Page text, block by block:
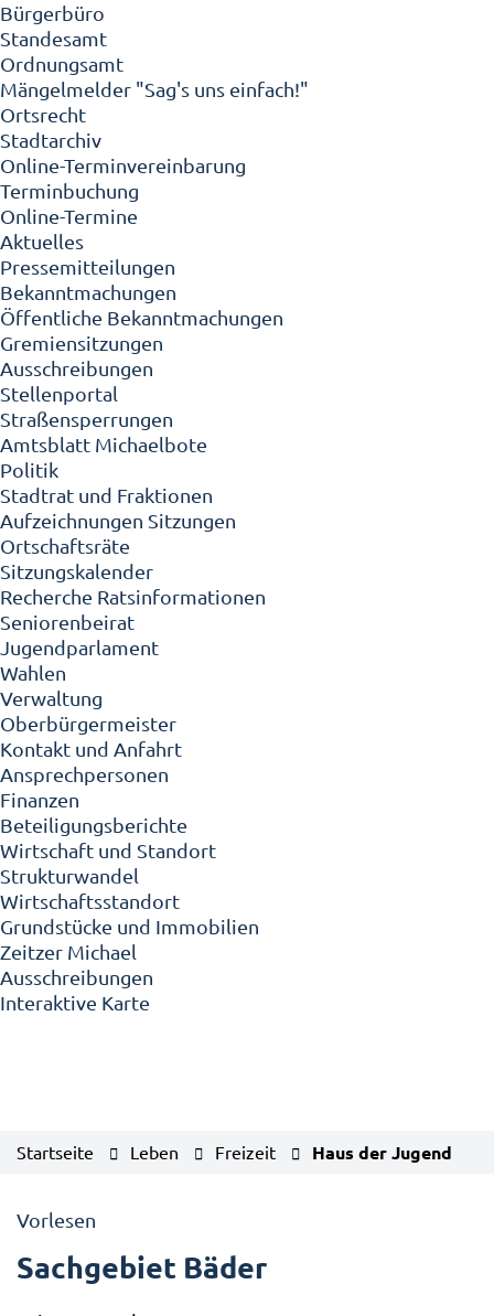
Bürgerbüro
Standesamt
Ordnungsamt
Mängelmelder "Sag's uns einfach!"
Ortsrecht
Stadtarchiv
Online-Terminvereinbarung
Terminbuchung
Online-Termine
Aktuelles
Pressemitteilungen
Bekanntmachungen
Öffentliche Bekanntmachungen
Gremiensitzungen
Ausschreibungen
Stellenportal
Straßensperrungen
Amtsblatt Michaelbote
Politik
Stadtrat und Fraktionen
Aufzeichnungen Sitzungen
Ortschaftsräte
Sitzungskalender
Recherche Ratsinformationen
Seniorenbeirat
Jugendparlament
Wahlen
Verwaltung
Oberbürgermeister
Kontakt und Anfahrt
Ansprechpersonen
Finanzen
Beteiligungsberichte
Wirtschaft und Standort
Strukturwandel
Wirtschaftsstandort
Grundstücke und Immobilien
Zeitzer Michael
Ausschreibungen
Interaktive Karte
Startseite Leben Freizeit Haus der Jugend
Vorlesen
Sachgebiet Bäder